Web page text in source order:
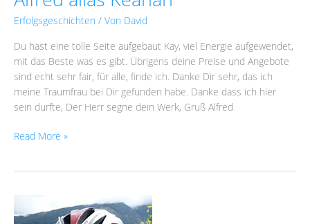
Erfolgsgeschichten / Von David
Du hast eine tolle Seite aufgebaut Kay, viel Energie aufgewendet,
mit das Beste was es gibt. Übrigens deine Preise und Angebote
sind echt sehr fair, für alle, finde ich. Danke Dir sehr, das ich
meine Traumfrau bei Dir gefunden habe. Danke dass ich hier
sein durfte, Der Herr segne dein Werk, Gruß Alfred
Read More »
(35)